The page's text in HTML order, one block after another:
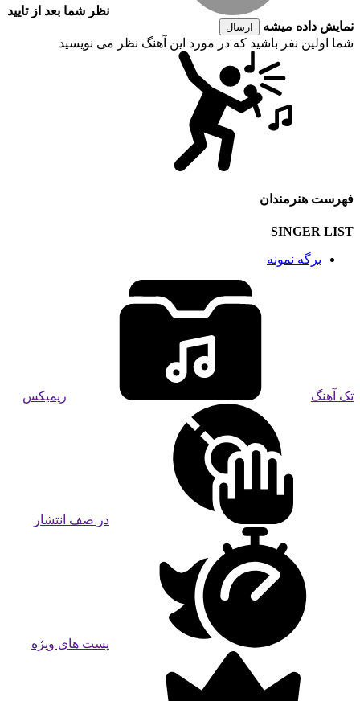
نظر شما بعد از تایید
نمایش داده میشه
ارسال
شما اولین نفر باشید که در مورد این آهنگ نظر می نویسید
فهرست هنرمندان
SINGER LIST
برگه نمونه
تک آهنگ ریمیکس
در صف انتشار
پست های ویژه